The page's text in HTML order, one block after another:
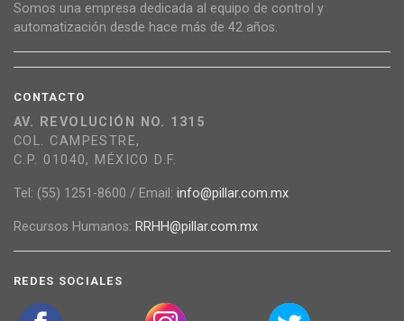
Somos una empresa dedicada al equipo de control y
automatización desde hace más de 42 años.
CONTACTO
AV. REVOLUCIÓN NO. 1315
COL. CAMPESTRE,
C.P. 01040, MÉXICO D.F.
Tel: (55) 1251-8600 / Email: info@pillar.com.mx
Recursos Humanos: RRHH@pillar.com.mx
REDES SOCIALES